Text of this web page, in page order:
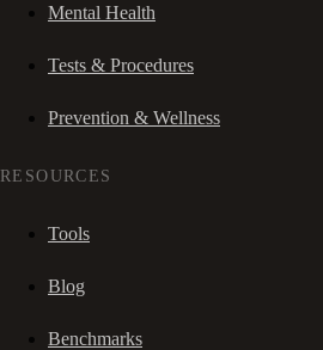
Mental Health
Tests & Procedures
Prevention & Wellness
RESOURCES
Tools
Blog
Benchmarks